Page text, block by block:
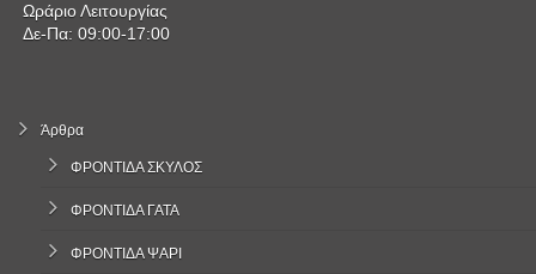
Ωράριο Λειτουργίας
Δε-Πα: 09:00-17:00
Άρθρα
ΦΡΟΝΤΙΔΑ ΣΚΥΛΟΣ
ΦΡΟΝΤΙΔΑ ΓΑΤΑ
ΦΡΟΝΤΙΔΑ ΨΑΡΙ